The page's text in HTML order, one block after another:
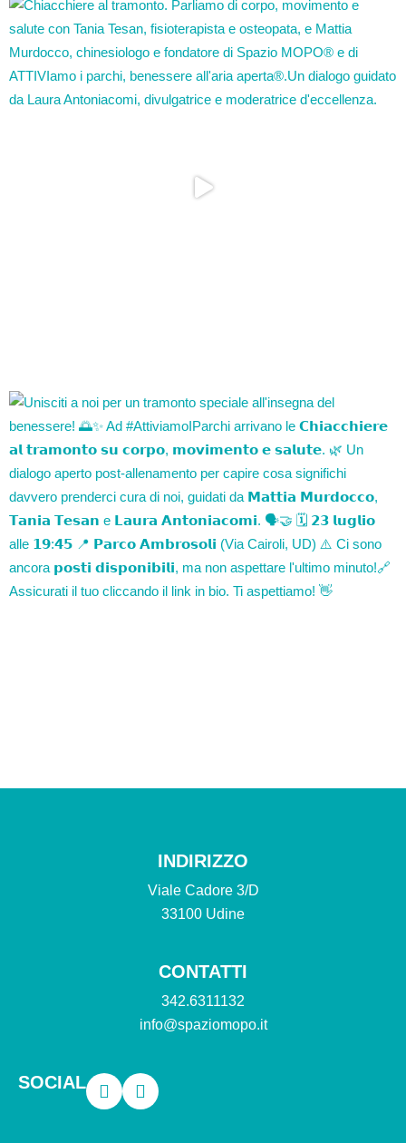
INDIRIZZO
Viale Cadore 3/D
33100 Udine
CONTATTI
342.6311132
info@spaziomopo.it
SOCIAL